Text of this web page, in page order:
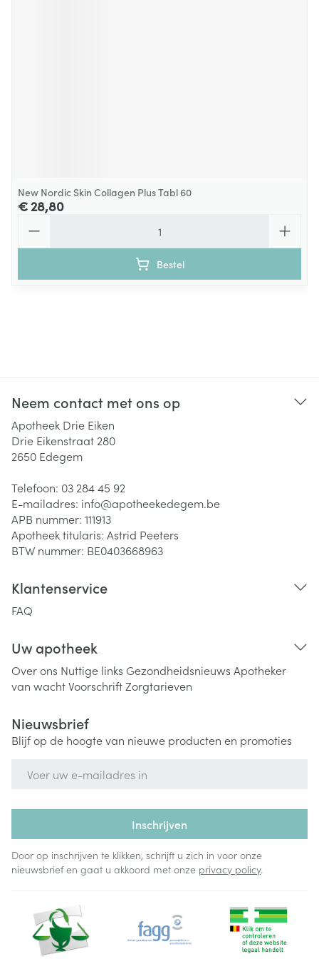
New Nordic Skin Collagen Plus Tabl 60
€ 28,80
Bestel
Neem contact met ons op
Apotheek Drie Eiken
Drie Eikenstraat 280
2650 Edegem
Telefoon: 03 284 45 92
E-mailadres: info@apotheekedegem.be
APB nummer: 111913
Apotheek titularis: Astrid Peeters
BTW nummer: BE0403668963
Klantenservice
FAQ
Uw apotheek
Over ons Nuttige links Gezondheidsnieuws Apotheker
van wachtVoorschriftZorgtarieven
Nieuwsbrief
Blijf op de hoogte van nieuwe producten en promoties
Inschrijven
Door op inschrijven te klikken, schrijft u zich in voor onze
nieuwsbrief en gaat u akkoord met onze privacy policy.